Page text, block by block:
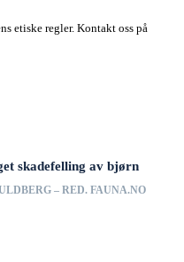
etiske regler. Kontakt oss på
skadefelling av bjørn
– RED. FAUNA.NO